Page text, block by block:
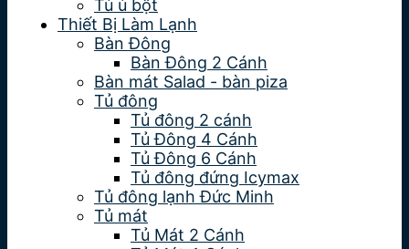
Tủ ủ bột
Thiết Bị Làm Lạnh
Bàn Đông
Bàn Đông 2 Cánh
Bàn mát Salad - bàn piza
Tủ đông
Tủ đông 2 cánh
Tủ Đông 4 Cánh
Tủ Đông 6 Cánh
Tủ đông đứng Icymax
Tủ đông lạnh Đức Minh
Tủ mát
Tủ Mát 2 Cánh